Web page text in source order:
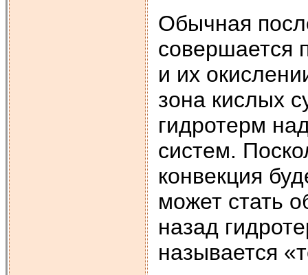
Обычная
совершается
и их
зона кислых
гидротерм
систем.
конвекция
может стать
назад
называется